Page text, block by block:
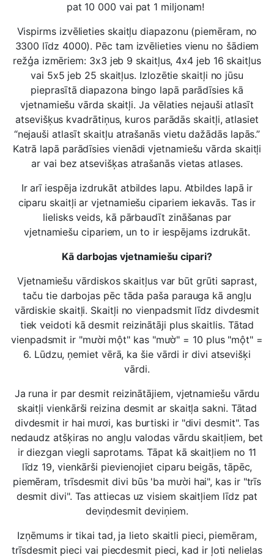
pat 10 000 vai pat 1 miljonam!
Vispirms izvēlieties skaitļu diapazonu (piemēram, no
3300 līdz 4000). Pēc tam izvēlieties vienu no šādiem
režģa izmēriem: 3x3 jeb 9 skaitļus, 4x4 jeb 16 skaitļus
vai 5x5 jeb 25 skaitļus. Izlozētie skaitļi no jūsu
pieprasītā diapazona bingo lapā parādīsies kā
vjetnamiešu vārda skaitļi. Ja vēlaties nejauši atlasīt
atsevišķus kvadrātiņus, kuros parādās skaitļi, atlasiet
“nejauši atlasīt skaitļu atrašanās vietu dažādās lapās.”
Katrā lapā parādīsies vienādi vjetnamiešu vārda skaitļi
ar vai bez atsevišķas atrašanās vietas atlases.
Ir arī iespēja izdrukāt atbildes lapu. Atbildes lapā ir
ciparu skaitļi ar vjetnamiešu cipariem iekavās. Tas ir
lielisks veids, kā pārbaudīt zināšanas par
vjetnamiešu cipariem, un to ir iespējams izdrukāt.
Kā darbojas vjetnamiešu cipari?
Vjetnamiešu vārdiskos skaitļus var būt grūti saprast,
taču tie darbojas pēc tāda paša parauga kā angļu
vārdiskie skaitļi. Skaitļi no vienpadsmit līdz divdesmit
tiek veidoti kā desmit reizinātāji plus skaitlis. Tātad
vienpadsmit ir "mười một" kas "mườ" = 10 plus "một" =
6. Lūdzu, ņemiet vērā, ka šie vārdi ir divi atsevišķi
vārdi.
Ja runa ir par desmit reizinātājiem, vjetnamiešu vārdu
skaitļi vienkārši reizina desmit ar skaitļa sakni. Tātad
divdesmit ir hai mươi, kas burtiski ir "divi desmit". Tas
nedaudz atšķiras no angļu valodas vārdu skaitļiem, bet
ir diezgan viegli saprotams. Tāpat kā skaitļiem no 11
līdz 19, vienkārši pievienojiet ciparu beigās, tāpēc,
piemēram, trīsdesmit divi būs 'ba mười hai", kas ir "trīs
desmit divi". Tas attiecas uz visiem skaitļiem līdz pat
deviņdesmit deviņiem.
Izņēmums ir tikai tad, ja lieto skaitli pieci, piemēram,
trīsdesmit pieci vai piecdesmit pieci, kad ir ļoti nelielas